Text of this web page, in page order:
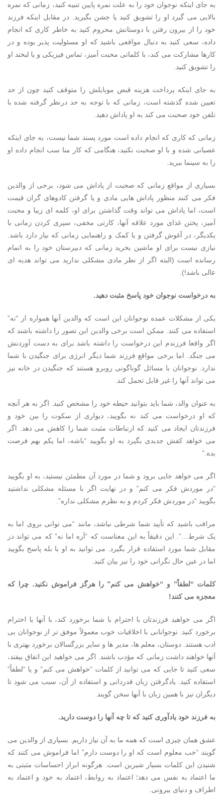
به جای اینکه نوجوان خود را به علت نمره پایین تنبیه کنید، زمانی که نمره
بالایی می گیرد او را تشویق کنید یا جشن بگیرید. در مقابل اینکه فرزند
خود را از بیرون رفتن با دوستانش محروم کنید به خاطر کاری که انجام
داده، سعی کنید به دنبال مواقعی باشید که او مسئولیت پذیر بوده و در
کارها مشارکت می کند، با کلماتی محبت آمیز، تماس فیزیکی و یا لبخند او
را تشویق کنید.
به جای اینکه پرداخت هزینه قبض موبایلش را متوقف کنید چون از حد
تعیین شده گذشته است، زمانی که با توجه به حد درنظر گرفته شده با
تلفن خود صحبت می کند به او پاداش دهید.
زمانی که کاری که انجام داده است مورد پسند شما نیست، به جای اینکه
عصبانی شده و با او صحبت نکنید، هنگامی که کار منا سب انجام داده او
را به سینما ببرید.
بسیاری از مواقع زمانی که صحبت از پاداش می شود، برخی از والدین
فکر می کنند منظور پاداش هایی مادی و یا گرفتن کادوهای گران قیمت
است، اما پاداش می تواند وقت گذاشتن برای او، کلمه ای زیبا و محبت
آمیز، پختن غذای مورد علاقه آنها، کارتی مخفی، سپری کردن زمانی با
یکدیگر، در آغوش گرفتن و یا کمک و راهنمایی زمانی که نیاز دارد باشد.
نیازی نیست برای او ماشین بخرید زمانی که دبیرستان خود را به اتمام
رسانده است (البته اگر از نظر مادی مشکلی ندارید می تواند هدیه ای
عالی باشد!).
به درخواست نوجوان خود پاسخ مثبت دهید.
یکی از مشکلات عمده نوجوانان این است که والدین آنها همواره از “نه”
استفاده می کنند. ممکن است برخی والدین این تصور را داشته باشند که
اگر واقعا فرزندم این درخواست را داشته باشد برای به دست آوردنش
می جنگد. اما برخی مواقع فرزند شما دیگر انرژی برای جنگیدن با شما
ندارد. نوجوانان با مسائل گوناگونی روبرو هستند که جنگیدن در خانه نیز
می تواند آنها را غیر قابل تحمل کند.
به عنوان والد، شما باید بتوانید حیطه خود را مشخص کنید. اگر به هر آنچه
که او درخواست می کند نه بگویید، دیواری از سکوت را بین خود و
فرزندتان ایجاد می کنید که ارتباطات مثبت شما را کاهش می دهد. اگر
می خواهد کفش جدیدی بگیرد به او بگویید “باشه، اما یکم بهم فرصت
بده.”
اگر می خواهد جایی برود و شما در مورد آن مطمئن نیستید، به او بگویید
“در موردش فکر می کنم” و در نهایت اگر با مسئله مشکلی نداشتید
بگویید “در موردش فکر کردم و به نظرم مشکلی نداره”.
مراقب باشید که تأیید شما شرطی نباشد، مانند “می توانی بروی اما به
یک شرط…”. این دقیقاً به این معناست که “آره اما نه” که می تواند در
مقابل شما مورد استفاده قرار بگیرد. می توانید به او با بله پاسخ بگویید
اما در عین حال نگرانی خود را نیز بیان کنید.
کلمات “لطفاً” و “خواهش می کنم” را هرگز فراموش نکنید. چرا که
معجزه می کنند!
اگر می خواهید فرزندتان با احترام با شما برخورد کند، با آنها با احترام
برخورد کنید. نوجوانانی با اخلاقیات خوب معمولاً موفق تر از نوجوانان بی
ادب هستند. دوستان، معلم ها، مدیر ها و سایر بزرگسالان برخورد بهتری با
آنها خواهند داشت زمانی که مؤدب باشند. اگر می خواهید این اتفاق بیفتد،
سعی کنید تا جایی که می توانید از کلمات “خواهش می کنم” و یا “لطفاً”
استفاده کنید. یادگرفتن زبان قدردانی و استفاده از آن، سبب می شود تا
دیگران نیز با همین زبان با آنها سخن گویند.
به فرزند خود یادآوری کنید که تا چه آنها را دوست دارید.
عشق همان چیزی است که همه ما به آن نیاز داریم. بسیاری از والدین می
گویند “خب معلوم است که او را دوست دارم” اما فراموش می کنند که
شنیدن این کلمات بسیار شیرین است. هرگونه ابراز احساسات مثبتی به
ما اعتماد به نفس می دهد؛ اعتماد به روابط، اعتماد به خود و اعتماد به
اطراف و دنیای بیرونی.